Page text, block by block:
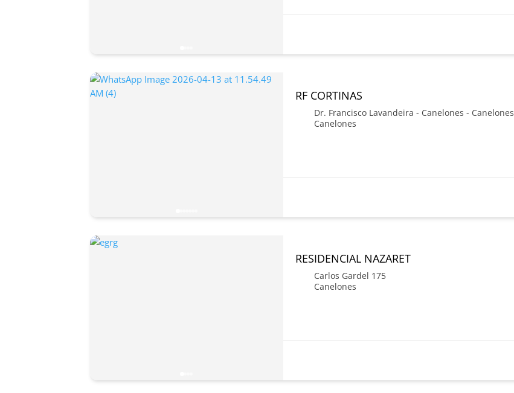
RF CORTINAS
Dr. Francisco Lavandeira - Canelones - Canelones
Canelones
RESIDENCIAL NAZARET
Carlos Gardel 175
Canelones